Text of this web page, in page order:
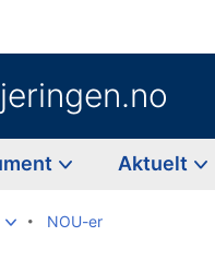
Aktuelt
NOU-er